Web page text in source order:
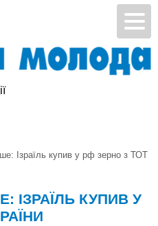
Ізраїль купив у рф зерно з ТОТ
ІЗРАЇЛЬ КУПИВ У